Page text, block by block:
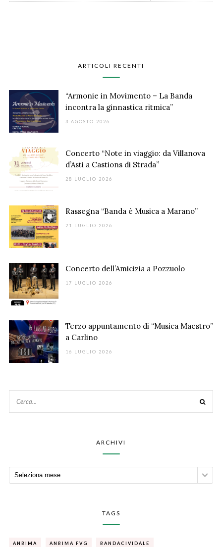
ARTICOLI RECENTI
“Armonie in Movimento – La Banda
incontra la ginnastica ritmica”
3 AGOSTO 2026
Concerto “Note in viaggio: da Villanova
d’Asti a Castions di Strada”
28 LUGLIO 2026
Rassegna “Banda è Musica a Marano”
21 LUGLIO 2026
Concerto dell’Amicizia a Pozzuolo
17 LUGLIO 2026
Terzo appuntamento di “Musica Maestro”
a Carlino
16 LUGLIO 2026
ARCHIVI
TAGS
ANBIMA ANBIMA FVG BANDACIVIDALE